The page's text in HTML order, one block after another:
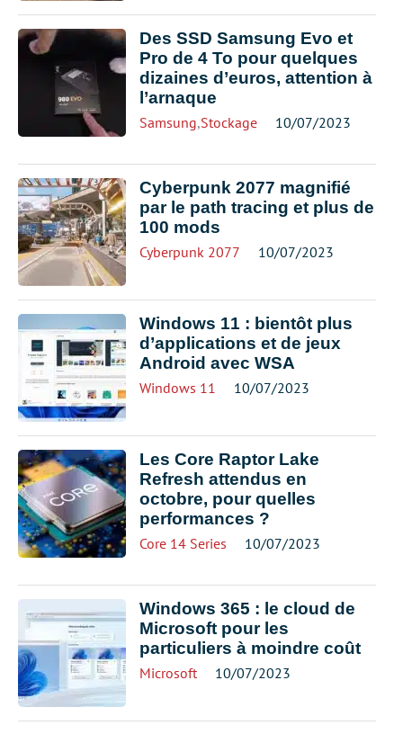
Des SSD Samsung Evo et
Pro de 4 To pour quelques
dizaines d’euros, attention à
l’arnaque
Samsung,Stockage 10/07/2023
Cyberpunk 2077 magnifié
par le path tracing et plus de
100 mods
Cyberpunk 2077 10/07/2023
Windows 11 : bientôt plus
d’applications et de jeux
Android avec WSA
Windows 11 10/07/2023
Les Core Raptor Lake
Refresh attendus en
octobre, pour quelles
performances ?
Core 14 Series 10/07/2023
Windows 365 : le cloud de
Microsoft pour les
particuliers à moindre coût
Microsoft 10/07/2023